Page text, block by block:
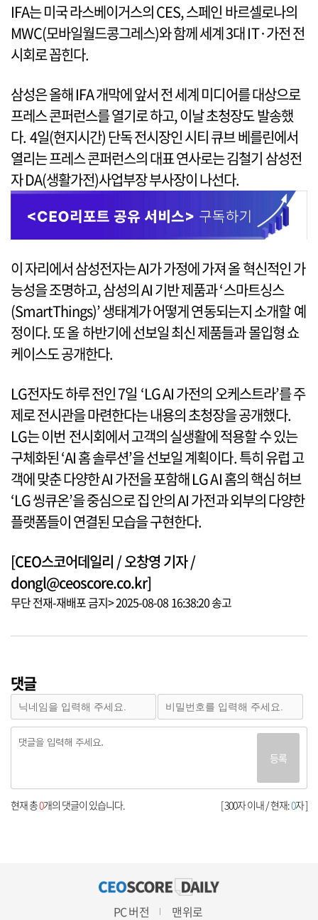
IFA는 미국 라스베이거스의 CES, 스페인 바르셀로나의
MWC(모바일월드콩그레스)와 함께 세계 3대 IT·가전 전
시회로 꼽힌다.
삼성은 올해 IFA 개막에 앞서 전 세계 미디어를 대상으로
프레스 콘퍼런스를 열기로 하고, 이날 초청장도 발송했
다. 4일(현지시간) 단독 전시장인 시티 큐브 베를린에서
열리는 프레스 콘퍼런스의 대표 연사로는 김철기 삼성전
자 DA(생활가전)사업부장 부사장이 나선다.
이 자리에서 삼성전자는 AI가 가정에 가져 올 혁신적인 가
능성을 조명하고, 삼성의 AI 기반 제품과 ‘스마트싱스
(SmartThings)’ 생태계가 어떻게 연동되는지 소개할 예
정이다. 또 올 하반기에 선보일 최신 제품들과 몰입형 쇼
케이스도 공개한다.
LG전자도 하루 전인 7일 ‘LG AI 가전의 오케스트라’를 주
제로 전시관을 마련한다는 내용의 초청장을 공개했다.
LG는 이번 전시회에서 고객의 실생활에 적용할 수 있는
구체화된 ‘AI 홈 솔루션’을 선보일 계획이다. 특히 유럽 고
객에 맞춘 다양한 AI 가전을 포함해 LG AI 홈의 핵심 허브
‘LG 씽큐온’을 중심으로 집 안의 AI 가전과 외부의 다양한
플랫폼들이 연결된 모습을 구현한다.
[CEO스코어데일리 / 오창영 기자 /
dongl@ceoscore.co.kr]
무단 전재-재배포 금지> 2025-08-08 16:38:20 송고
댓글
등록
[ 300자 이내 / 현재:0자 ]
현재 총0개의 댓글이 있습니다.
PC 버전 맨위로